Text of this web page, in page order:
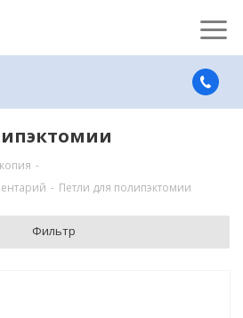
-
- Петли для полипэктомии
Фильтр